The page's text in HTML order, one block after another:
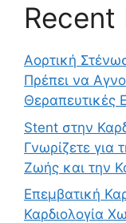
Recent
Αορτική
Πρέπει να
Θεραπευτικές
Stent στην
Γνωρίζετε για
Ζωής και την
Επεμβατική
Καρδιολογία